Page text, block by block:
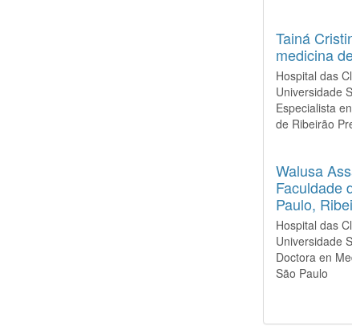
Tainá
medicina
Hospital das
Universidade
Especialista
de Ribeirão
Walusa
Faculdade
Paulo,
Hospital das
Universidade
Doctora en
São Paulo